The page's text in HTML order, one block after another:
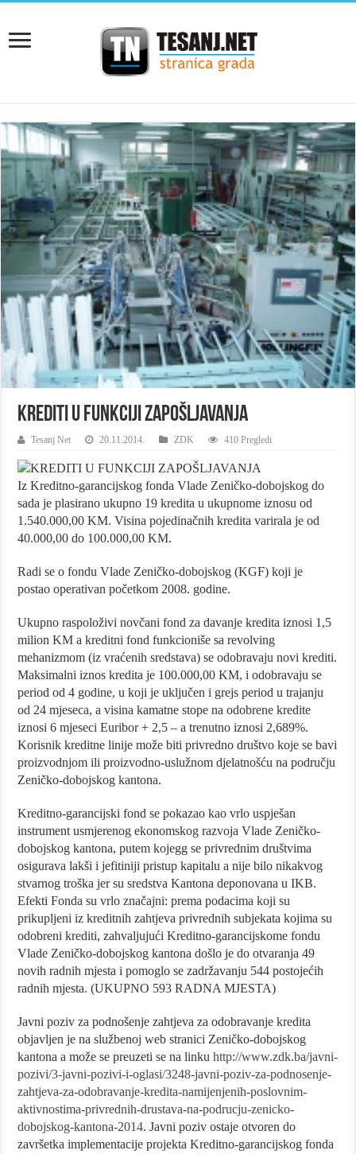
KREDITI U FUNKCIJI ZAPOŠLJAVANJA
Tesanj Net 20.11.2014. ZDK 410 Pregledi
Iz Kreditno-garancijskog fonda Vlade Zeničko-dobojskog do
sada je plasirano ukupno 19 kredita u ukupnome iznosu od
1.540.000,00 KM. Visina pojedinačnih kredita varirala je od
40.000,00 do 100.000,00 KM.
Radi se o fondu Vlade Zeničko-dobojskog (KGF) koji je
postao operativan početkom 2008. godine.
Ukupno raspoloživi novčani fond za davanje kredita iznosi 1,5
milion KM a kreditni fond funkcioniše sa revolving
mehanizmom (iz vraćenih sredstava) se odobravaju novi krediti.
Maksimalni iznos kredita je 100.000,00 KM, i odobravaju se
period od 4 godine, u koji je uključen i grejs period u trajanju
od 24 mjeseca, a visina kamatne stope na odobrene kredite
iznosi 6 mjeseci Euribor + 2,5 – a trenutno iznosi 2,689%.
Korisnik kreditne linije može biti privredno društvo koje se bavi
proizvodnjom ili proizvodno-uslužnom djelatnošću na području
Zeničko-dobojskog kantona.
Kreditno-garancijski fond se pokazao kao vrlo uspješan
instrument usmjerenog ekonomskog razvoja Vlade Zeničko-
dobojskog kantona, putem kojegg se privrednim društvima
osigurava lakši i jefitiniji pristup kapitalu a nije bilo nikakvog
stvarnog troška jer su sredstva Kantona deponovana u IKB.
Efekti Fonda su vrlo značajni: prema podacima koji su
prikupljeni iz kreditnih zahtjeva privrednih subjekata kojima su
odobreni krediti, zahvaljujući Kreditno-garancijskome fondu
Vlade Zeničko-dobojskog kantona došlo je do otvaranja 49
novih radnih mjesta i pomoglo se zadržavanju 544 postojećih
radnih mjesta. (UKUPNO 593 RADNA MJESTA)
Javni poziv za podnošenje zahtjeva za odobravanje kredita
objavljen je na službenoj web stranici Zeničko-dobojskog
kantona a može se preuzeti se na linkuhttp://www.zdk.ba/javni-
pozivi/3-javni-pozivi-i-oglasi/3248-javni-poziv-za-podnosenje-
zahtjeva-za-odobravanje-kredita-namijenjenih-poslovnim-
aktivnostima-privrednih-drustava-na-podrucju-zenicko-
dobojskog-kantona-2014. Javni poziv ostaje otvoren do
završetka implementacije projekta Kreditno-garancijskog fonda